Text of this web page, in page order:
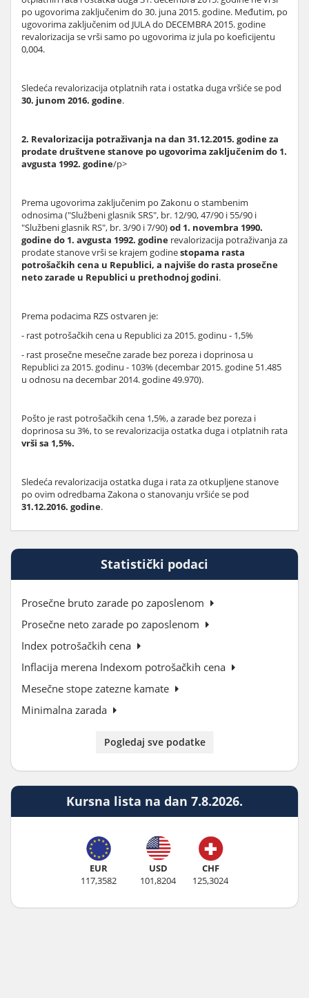
po ugovorima zaključenim do 30. juna 2015. godine. Međutim, po
ugovorima zaključenim od JULA do DECEMBRA 2015. godine
revalorizacija se vrši samo po ugovorima iz jula po koeficijentu
0,004.
Sledeća revalorizacija otplatnih rata i ostatka duga vršiće se pod
30. junom 2016. godine.
2. Revalorizacija potraživanja na dan 31.12.2015. godine za
prodate društvene stanove po ugovorima zaključenim do 1.
avgusta 1992. godine/p>
Prema ugovorima zaključenim po Zakonu o stambenim
odnosima ("Službeni glasnik SRS", br. 12/90, 47/90 i 55/90 i
"Službeni glasnik RS", br. 3/90 i 7/90)od 1. novembra 1990.
godine do 1. avgusta 1992. godine revalorizacija potraživanja za
prodate stanove vrši se krajem godinestopama rasta
potrošačkih cena u Republici, a najviše do rasta prosečne
neto zarade u Republici u prethodnoj godini.
Prema podacima RZS ostvaren je:
- rast potrošačkih cena u Republici za 2015. godinu - 1,5%
- rast prosečne mesečne zarade bez poreza i doprinosa u
Republici za 2015. godinu - 103% (decembar 2015. godine 51.485
u odnosu na decembar 2014. godine 49.970).
Pošto je rast potrošačkih cena 1,5%, a zarade bez poreza i
doprinosa su 3%, to se revalorizacija ostatka duga i otplatnih rata
vrši sa 1,5%.
Sledeća revalorizacija ostatka duga i rata za otkupljene stanove
po ovim odredbama Zakona o stanovanju vršiće se pod
31.12.2016. godine.
Statistički podaci
Prosečne bruto zarade po zaposlenom
Prosečne neto zarade po zaposlenom
Index potrošačkih cena
Inflacija merena Indexom potrošačkih cena
Mesečne stope zatezne kamate
Minimalna zarada
Pogledaj sve podatke
Kursna lista na dan 7.8.2026.
EUR
117,3582
USD
101,8204
CHF
125,3024